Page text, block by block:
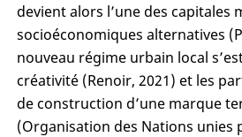
devient alors l’une des capitales
socioéconomiques alternatives
nouveau régime urbain local
créativité (Renoir, 2021) et les
de construction d’une marque
(Organisation des Nations unies